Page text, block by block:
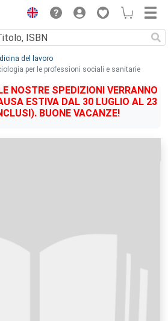
del lavoro
per le professioni sociali e sanitarie
NOSTRE SPEDIZIONI VERRANNO
ESTIVA DAL 30 LUGLIO AL 23
BUONE VACANZE!